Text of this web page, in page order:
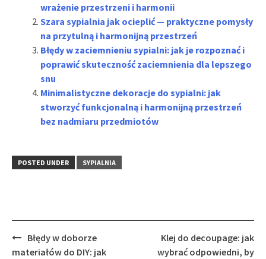
wrażenie przestrzeni i harmonii
Szara sypialnia jak ocieplić — praktyczne pomysły
na przytulną i harmonijną przestrzeń
Błędy w zaciemnieniu sypialni: jak je rozpoznać i
poprawić skuteczność zaciemnienia dla lepszego
snu
Minimalistyczne dekoracje do sypialni: jak
stworzyć funkcjonalną i harmonijną przestrzeń
bez nadmiaru przedmiotów
POSTED UNDER SYPIALNIA
Post
navigation
Błędy w doborze
materiałów do DIY: jak
Klej do decoupage: jak
wybrać odpowiedni, by